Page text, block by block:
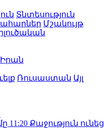
Տնտեսություն
Մշակույթ
Իրան
Ռուսաստան Այլ
Քաջություն